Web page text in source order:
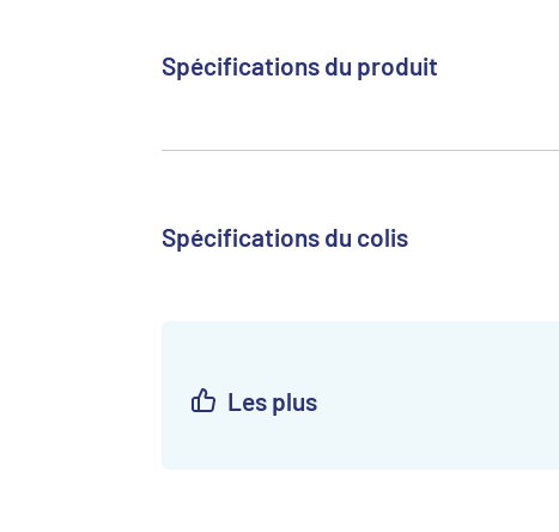
Spécifications du produit
Spécifications du colis
Les plus